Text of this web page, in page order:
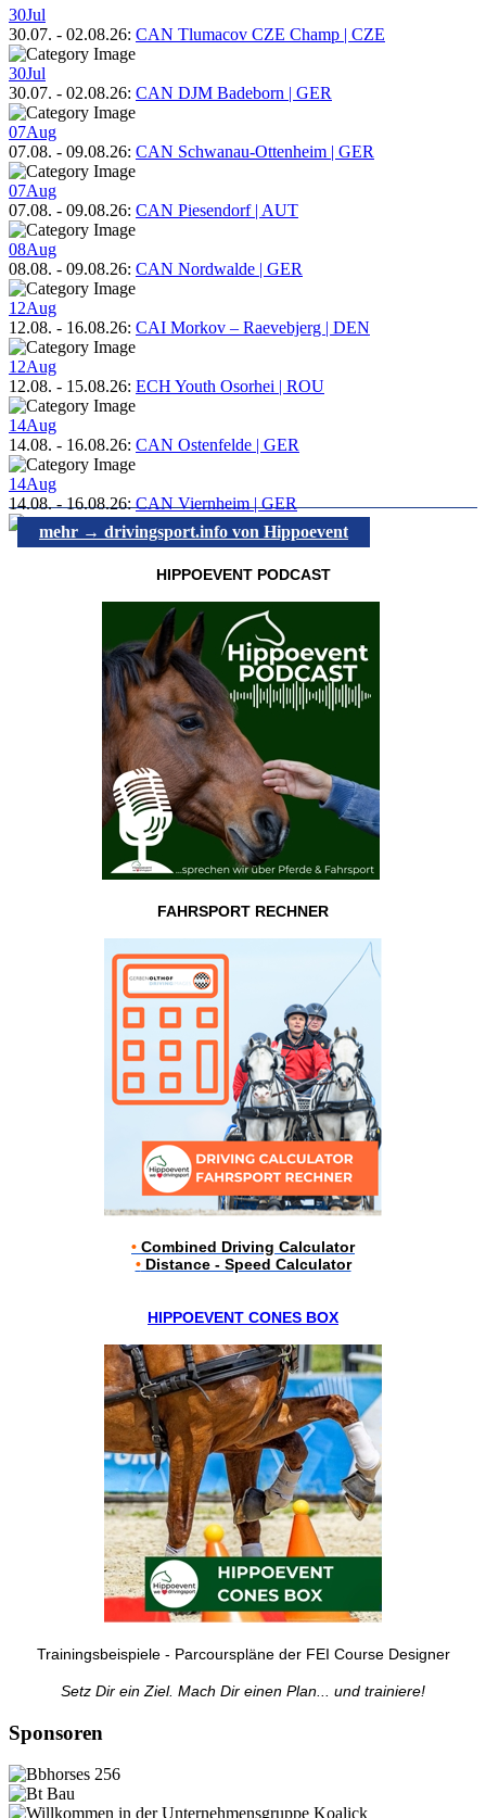
30Jul
30.07. - 02.08.26: CAN Tlumacov CZE Champ | CZE
30Jul
30.07. - 02.08.26: CAN DJM Badeborn | GER
07Aug
07.08. - 09.08.26: CAN Schwanau-Ottenheim | GER
07Aug
07.08. - 09.08.26: CAN Piesendorf | AUT
08Aug
08.08. - 09.08.26: CAN Nordwalde | GER
12Aug
12.08. - 16.08.26: CAI Morkov – Raevebjerg | DEN
12Aug
12.08. - 15.08.26: ECH Youth Osorhei | ROU
14Aug
14.08. - 16.08.26: CAN Ostenfelde | GER
14Aug
14.08.-16.08.26:CAN Viernheim | GER
mehr → drivingsport.info von Hippoevent
HIPPOEVENT PODCAST
FAHRSPORT RECHNER
• Combined Driving Calculator
•Distance - Speed Calculator
HIPPOEVENT CONES BOX
Trainingsbeispiele - Parcourspläne der FEI Course Designer
Setz Dir ein Ziel. Mach Dir einen Plan... und trainiere!
Sponsoren